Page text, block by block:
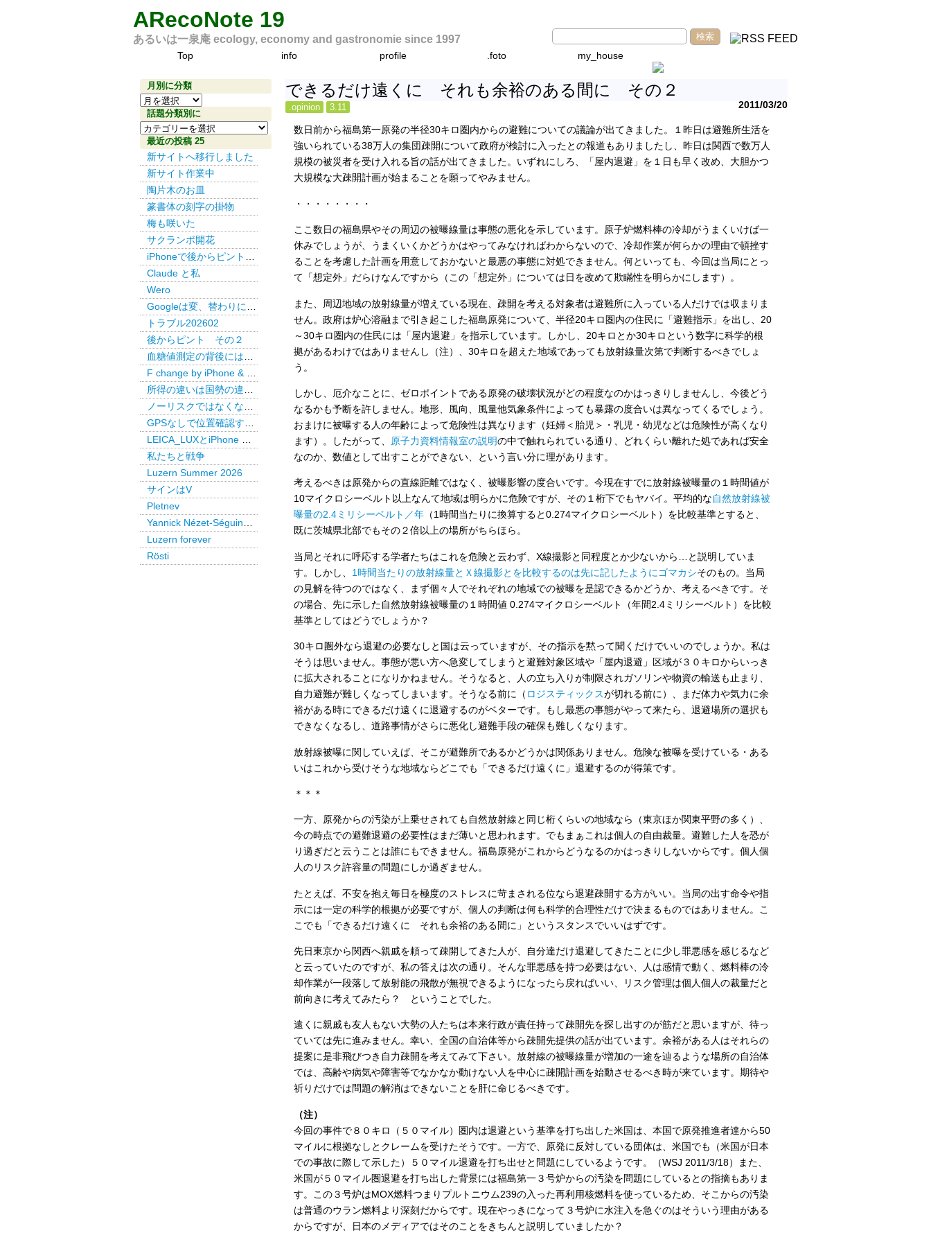
ARecoNote 19
あるいは一泉庵 ecology, economy and gastronomie since 1997
Top info profile .foto my_house
できるだけ遠くに それも余裕のある間に その２
2011/03/20
.opinion 3.11
数日前から福島第一原発の半径30キロ圏内からの避難についての議論が出てきました。１昨日は避難所生活を
強いられている38万人の集団疎開について政府が検討に入ったとの報道もありましたし、昨日は関西で数万人
規模の被災者を受け入れる旨の話が出てきました。いずれにしろ、「屋内退避」を１日も早く改め、大胆かつ
大規模な大疎開計画が始まることを願ってやみません。
・・・・・・・・
ここ数日の福島県やその周辺の被曝線量は事態の悪化を示しています。原子炉燃料棒の冷却がうまくいけば一
休みでしょうが、うまくいくかどうかはやってみなければわからないので、冷却作業が何らかの理由で頓挫す
ることを考慮した計画を用意しておかないと最悪の事態に対処できません。何といっても、今回は当局にとっ
て「想定外」だらけなんですから（この「想定外」については日を改めて欺瞞性を明らかにします）。
また、周辺地域の放射線量が増えている現在、疎開を考える対象者は避難所に入っている人だけでは収まりま
せん。政府は炉心溶融まで引き起こした福島原発について、半径20キロ圏内の住民に「避難指示」を出し、20
～30キロ圏内の住民には「屋内退避」を指示しています。しかし、20キロとか30キロという数字に科学的根
拠があるわけではありませんし（注）、30キロを超えた地域であっても放射線量次第で判断するべきでしょ
う。
しかし、厄介なことに、ゼロポイントである原発の破壊状況がどの程度なのかはっきりしませんし、今後どう
なるかも予断を許しません。地形、風向、風量他気象条件によっても暴露の度合いは異なってくるでしょう。
おまけに被曝する人の年齢によって危険性は異なります（妊婦＜胎児＞・乳児・幼児などは危険性が高くなり
ます）。したがって、
原子力資料情報室の説明の中で触れられている通り、どれくらい離れた処であれば安全
なのか、数値として出すことができない、という言い分に理があります。
考えるべきは原発からの直線距離ではなく、被曝影響の度合いです。今現在すでに放射線被曝量の１時間値が
10マイクロシーベルト以上なんて地域は明らかに危険ですが、その１桁下でもヤバイ。平均的な自然放射線被
曝量の2.4ミリシーベルト／年 （1時間当たりに換算すると0.274マイクロシーベルト）を比較基準とすると、
既に茨城県北部でもその２倍以上の場所がちらほら。
当局とそれに呼応する学者たちはこれを危険と云わず、X線撮影と同程度とか少ないから…と説明していま
す。しかし、 1時間当たりの放射線量とＸ線撮影とを比較するのは先に記したようにゴマカシそのもの。当局
の見解を待つのではなく、まず個々人でそれぞれの地域での被曝を是認できるかどうか、考えるべきです。そ
の場合、先に示した自然放射線被曝量の１時間値 0.274マイクロシーベルト（年間2.4ミリシーベルト）を比較
基準としてはどうでしょうか？
30キロ圏外なら退避の必要なしと国は云っていますが、その指示を黙って聞くだけでいいのでしょうか。私は
そうは思いません。事態が悪い方へ急変してしまうと避難対象区域や「屋内退避」区域が３０キロからいっき
に拡大されることになりかねません。そうなると、人の立ち入りが制限されガソリンや物資の輸送も止まり、
自力避難が難しくなってしまいます。そうなる前に（ ロジスティックスが切れる前に）、まだ体力や気力に余
裕がある時にできるだけ遠くに退避するのがベターです。もし最悪の事態がやって来たら、退避場所の選択も
できなくなるし、道路事情がさらに悪化し避難手段の確保も難しくなります。
放射線被曝に関していえば、そこが避難所であるかどうかは関係ありません。危険な被曝を受けている・ある
いはこれから受けそうな地域ならどこでも「できるだけ遠くに」退避するのが得策です。
＊＊＊
一方、原発からの汚染が上乗せされても自然放射線と同じ桁くらいの地域なら（東京ほか関東平野の多く）、
今の時点での避難退避の必要性はまだ薄いと思われます。でもまぁこれは個人の自由裁量。避難した人を恐が
り過ぎだと云うことは誰にもできません。福島原発がこれからどうなるのかはっきりしないからです。個人個
人のリスク許容量の問題にしか過ぎません。
たとえば、不安を抱え毎日を極度のストレスに苛まされる位なら退避疎開する方がいい。当局の出す命令や指
示には一定の科学的根拠が必要ですが、個人の判断は何も科学的合理性だけで決まるものではありません。こ
こでも「できるだけ遠くに それも余裕のある間に」というスタンスでいいはずです。
先日東京から関西へ親戚を頼って疎開してきた人が、自分達だけ退避してきたことに少し罪悪感を感じるなど
と云っていたのですが、私の答えは次の通り。そんな罪悪感を持つ必要はない、人は感情で動く、燃料棒の冷
却作業が一段落して放射能の飛散が無視できるようになったら戻ればいい、リスク管理は個人個人の裁量だと
前向きに考えてみたら？ ということでした。
遠くに親戚も友人もない大勢の人たちは本来行政が責任持って疎開先を探し出すのが筋だと思いますが、待っ
ていては先に進みません。幸い、全国の自治体等から疎開先提供の話が出ています。余裕がある人はそれらの
提案に是非飛びつき自力疎開を考えてみて下さい。放射線の被曝線量が増加の一途を辿るような場所の自治体
では、高齢や病気や障害等でなかなか動けない人を中心に疎開計画を始動させるべき時が来ています。期待や
祈りだけでは問題の解消はできないことを肝に命じるべきです。
（注）
今回の事件で８０キロ（５０マイル）圏内は退避という基準を打ち出した米国は、本国で原発推進者達から50
マイルに根拠なしとクレームを受けたそうです。一方で、原発に反対している団体は、米国でも（米国が日本
での事故に際して示した）５０マイル退避を打ち出せと問題にしているようです。（WSJ 2011/3/18）また、
米国が５０マイル圏退避を打ち出した背景には福島第一３号炉からの汚染を問題にしているとの指摘もありま
す。この３号炉はMOX燃料つまりプルトニウム239の入った再利用核燃料を使っているため、そこからの汚染
は普通のウラン燃料より深刻だからです。現在やっきになって３号炉に水注入を急ぐのはそういう理由がある
からですが、日本のメディアではそのことをきちんと説明していましたか？
月別に分類
月
別
に
分
類
話題分類別に
話
題
分
類
別
に
最近の投稿 25
新サイトへ移行しました
新サイト作業中
陶片木のお皿
篆書体の刻字の掛物
梅も咲いた
サクランボ開花
Claude と私
Wero
トラブル202602
後からピント その２
私たちと戦争
Luzern Summer 2026
サインはV
Pletnev
Luzern forever
Rösti